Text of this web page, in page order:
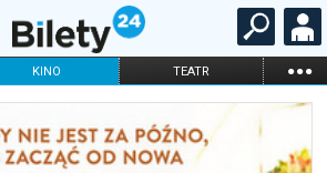
KINO TEATR ...
OPERA I BALET
ONLINE KARNETY